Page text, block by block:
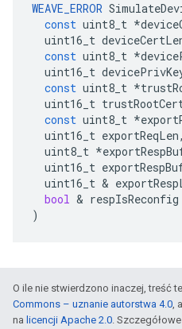
WEAVE_ERROR
const uint8_t *
uint16_t
const uint8_t *
uint16_t
const uint8_t *
uint16_t
const uint8_t *
uint16_t exportReqLen,
uint8_t *
uint16_t
uint16_t &
bool & respIsReconfig
)
O ile nie stwierdzono inaczej, treść
Commons – uznanie autorstwa 4.0,
na licencji Apache 2.0.